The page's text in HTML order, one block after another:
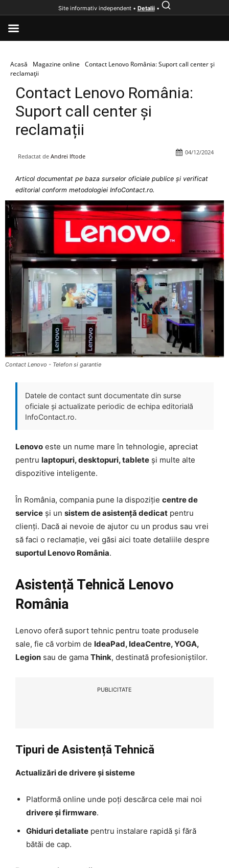
Acasă Magazine online
Contact Lenovo România: Suport call center și
reclamații
Contact Lenovo România:
Suport call center și
reclamații
Redactat de Andrei Iftode
04/12/2024
Articol documentat pe baza surselor oficiale publice și verificat
editorial conform metodologiei InfoContact.ro.
Contact Lenovo - Telefon si garantie
Datele de contact sunt documentate din surse
oficiale și actualizate periodic de echipa editorială
InfoContact.ro.
Lenovo este un nume mare în tehnologie, apreciat
pentru laptopuri, desktopuri, tablete și multe alte
dispozitive inteligente.
În România, compania pune la dispoziție centre de
service și un sistem de asistență dedicat pentru
clienți. Dacă ai nevoie de ajutor cu un produs sau vrei
să faci o reclamație, vei găsi aici toate detaliile despre
suportul Lenovo România.
Asistență Tehnică Lenovo
România
Lenovo oferă suport tehnic pentru toate produsele
sale, fie că vorbim de IdeaPad, IdeaCentre, YOGA,
Legion sau de gama Think, destinată profesioniștilor.
PUBLICITATE
Tipuri de Asistență Tehnică
Actualizări de drivere și sisteme
Platformă online unde poți descărca cele mai noi
drivere și firmware.
Ghiduri detaliate pentru instalare rapidă și fără
bătăi de cap.
Site informativ independent • Detalii•